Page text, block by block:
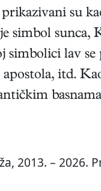
su
simbol sunca,
lav se
itd.
2013. – 2026.